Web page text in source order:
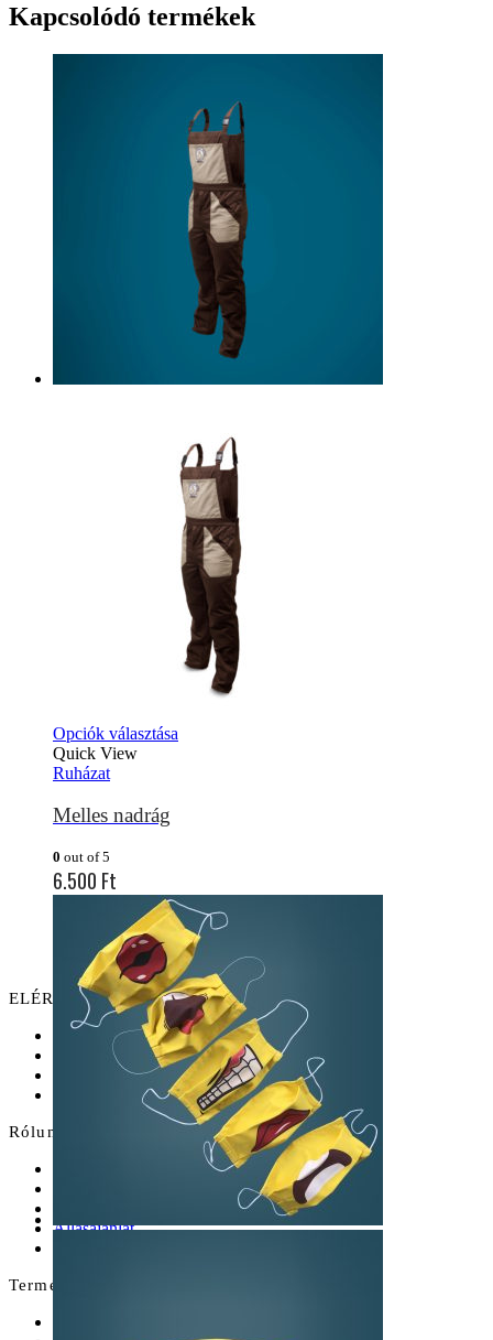
Kapcsolódó termékek
Opciók választása
Quick View
Ruházat
Melles nadrág
0 out of 5
6.500 Ft
ELÉRHETŐSÉGÜNK
Cím:
3508 Miskolc, Malom u. 6
Telefon:
+36 20 624 0383
tucernaszeretet@voroskereszt.hu
Nyitvatartás: 8:00 - 16:00
Rólunk
Állásajánlat
Termékek, szolgáltatások